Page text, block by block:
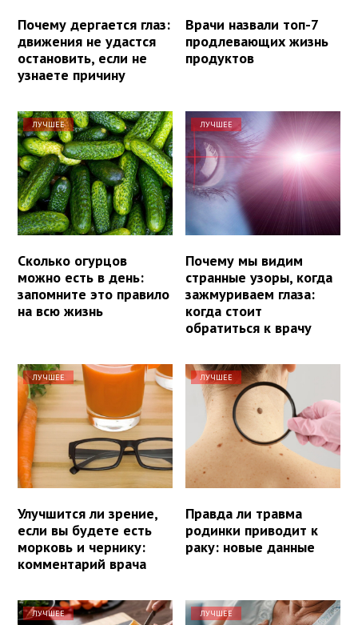
Почему дергается глаз:
движения не удастся
остановить, если не
узнаете причину
Врачи назвали топ-7
продлевающих жизнь
продуктов
ЛУЧШЕЕ
Сколько огурцов
можно есть в день:
запомните это правило
на всю жизнь
ЛУЧШЕЕ
Почему мы видим
странные узоры, когда
зажмуриваем глаза:
когда стоит
обратиться к врачу
ЛУЧШЕЕ
Улучшится ли зрение,
если вы будете есть
морковь и чернику:
комментарий врача
ЛУЧШЕЕ
Правда ли травма
родинки приводит к
раку: новые данные
ЛУЧШЕЕ ЛУЧШЕЕ